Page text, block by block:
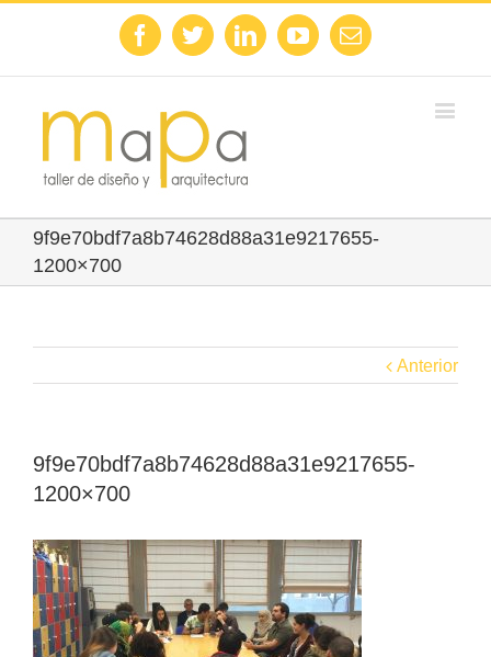
FacebookTwitterLinkedinYoutubeEmail
9f9e70bdf7a8b74628d88a31e9217655-
1200×700
Anterior
9f9e70bdf7a8b74628d88a31e9217655-
1200×700